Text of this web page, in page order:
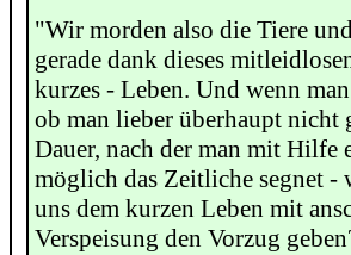
"Wir morden also die Tiere
gerade dank dieses
kurzes - Leben. Und wenn
ob man lieber überhaupt nicht
Dauer, nach der man mit Hilfe
möglich das Zeitliche segnet -
uns dem kurzen Leben mit
Verspeisung den Vorzug